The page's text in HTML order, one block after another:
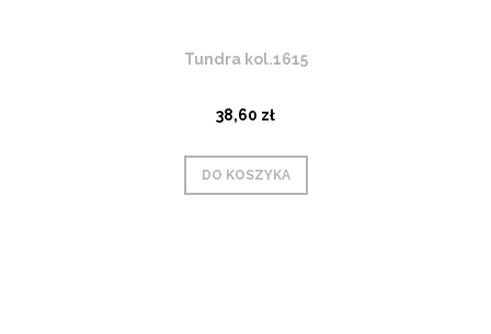
Tundra kol.1615
38,60 zł
DO KOSZYKA